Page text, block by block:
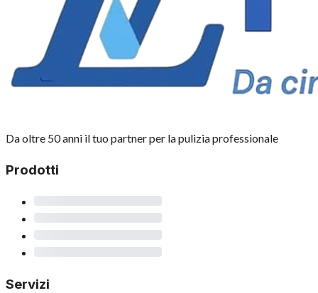
Da oltre 50 anni il tuo partner per la pulizia professionale
Prodotti
Servizi